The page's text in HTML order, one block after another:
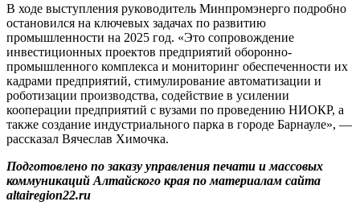
В ходе выступления руководитель Минпромэнерго подробно
остановился на ключевых задачах по развитию
промышленности на 2025 год. «Это сопровождение
инвестиционных проектов предприятий оборонно-
промышленного комплекса и мониторинг обеспеченности их
кадрами предприятий, стимулирование автоматизации и
роботизации производства, содействие в усилении
кооперации предприятий с вузами по проведению НИОКР, а
также создание индустриального парка в городе Барнауле», —
рассказал Вячеслав Химочка.
Подготовлено по заказу управления печати и массовых
коммуникаций Алтайского края по материалам сайта
altairegion22.ru